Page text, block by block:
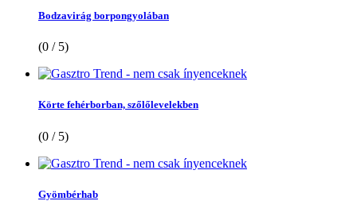
Bodzavirág borpongyolában
(0 / 5)
Körte fehérborban, szőlőlevelekben
(0 / 5)
Gyömbérhab